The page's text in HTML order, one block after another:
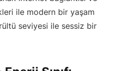
ile modern bir yaşam
seviyesi ile sessiz bir